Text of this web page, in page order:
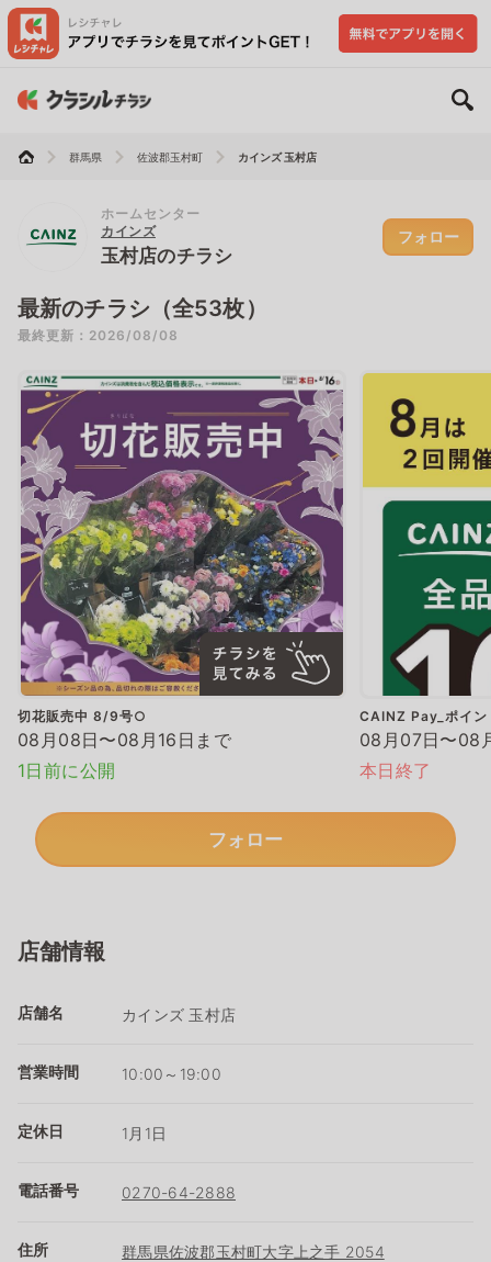
群馬県 佐波郡玉村町 カインズ 玉村店
ホームセンター
カインズ
玉村店のチラシ
フォロー
最新のチラシ（全53枚）
最終更新：2026/08/08
切花販売中 8/9号○
08月08日〜08月16日まで
1日前に公開
CAINZ Pay_ポイン
08月07日〜08
本日終了
フォロー
店舗情報
店舗名 カインズ 玉村店
営業時間 10:00～19:00
定休日 1月1日
電話番号 0270-64-2888
住所 群馬県佐波郡玉村町大字上之手 2054